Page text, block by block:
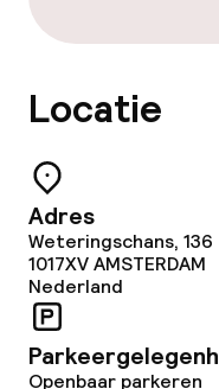
Locatie
Adres
Weteringschans, 136
1017XVAMSTERDAM
Nederland
Openbaar parkeren